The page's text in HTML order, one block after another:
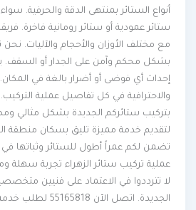
أنواع الستائر بمنتهى الدقة والحرفية. سواء
ستائر عمودية أو ستائر رومانية فاخرة.
مع مختلف الأوزان والأحجام والآليات. نحن
بشكل محكم وآمن على الجدار أو السقف. يتم
إحداث أي فوضى أو أضرار بالغة في المكان.
والاحترافية في كل تفاصيل عملية التركيب.
بتركيب ستائركم الجديدة بشكل مثالي
لتقديم خدمة مميزة تليق بسكان منطقة
تضمن لكم عمراً أطول للستائر وثباتها في
عملية تركيب ستائر الزهراء تجربة سهلة
لا تترددوا في الاعتماد على فنيين متخصصين
الجديدة. اتصل الآن 55165818